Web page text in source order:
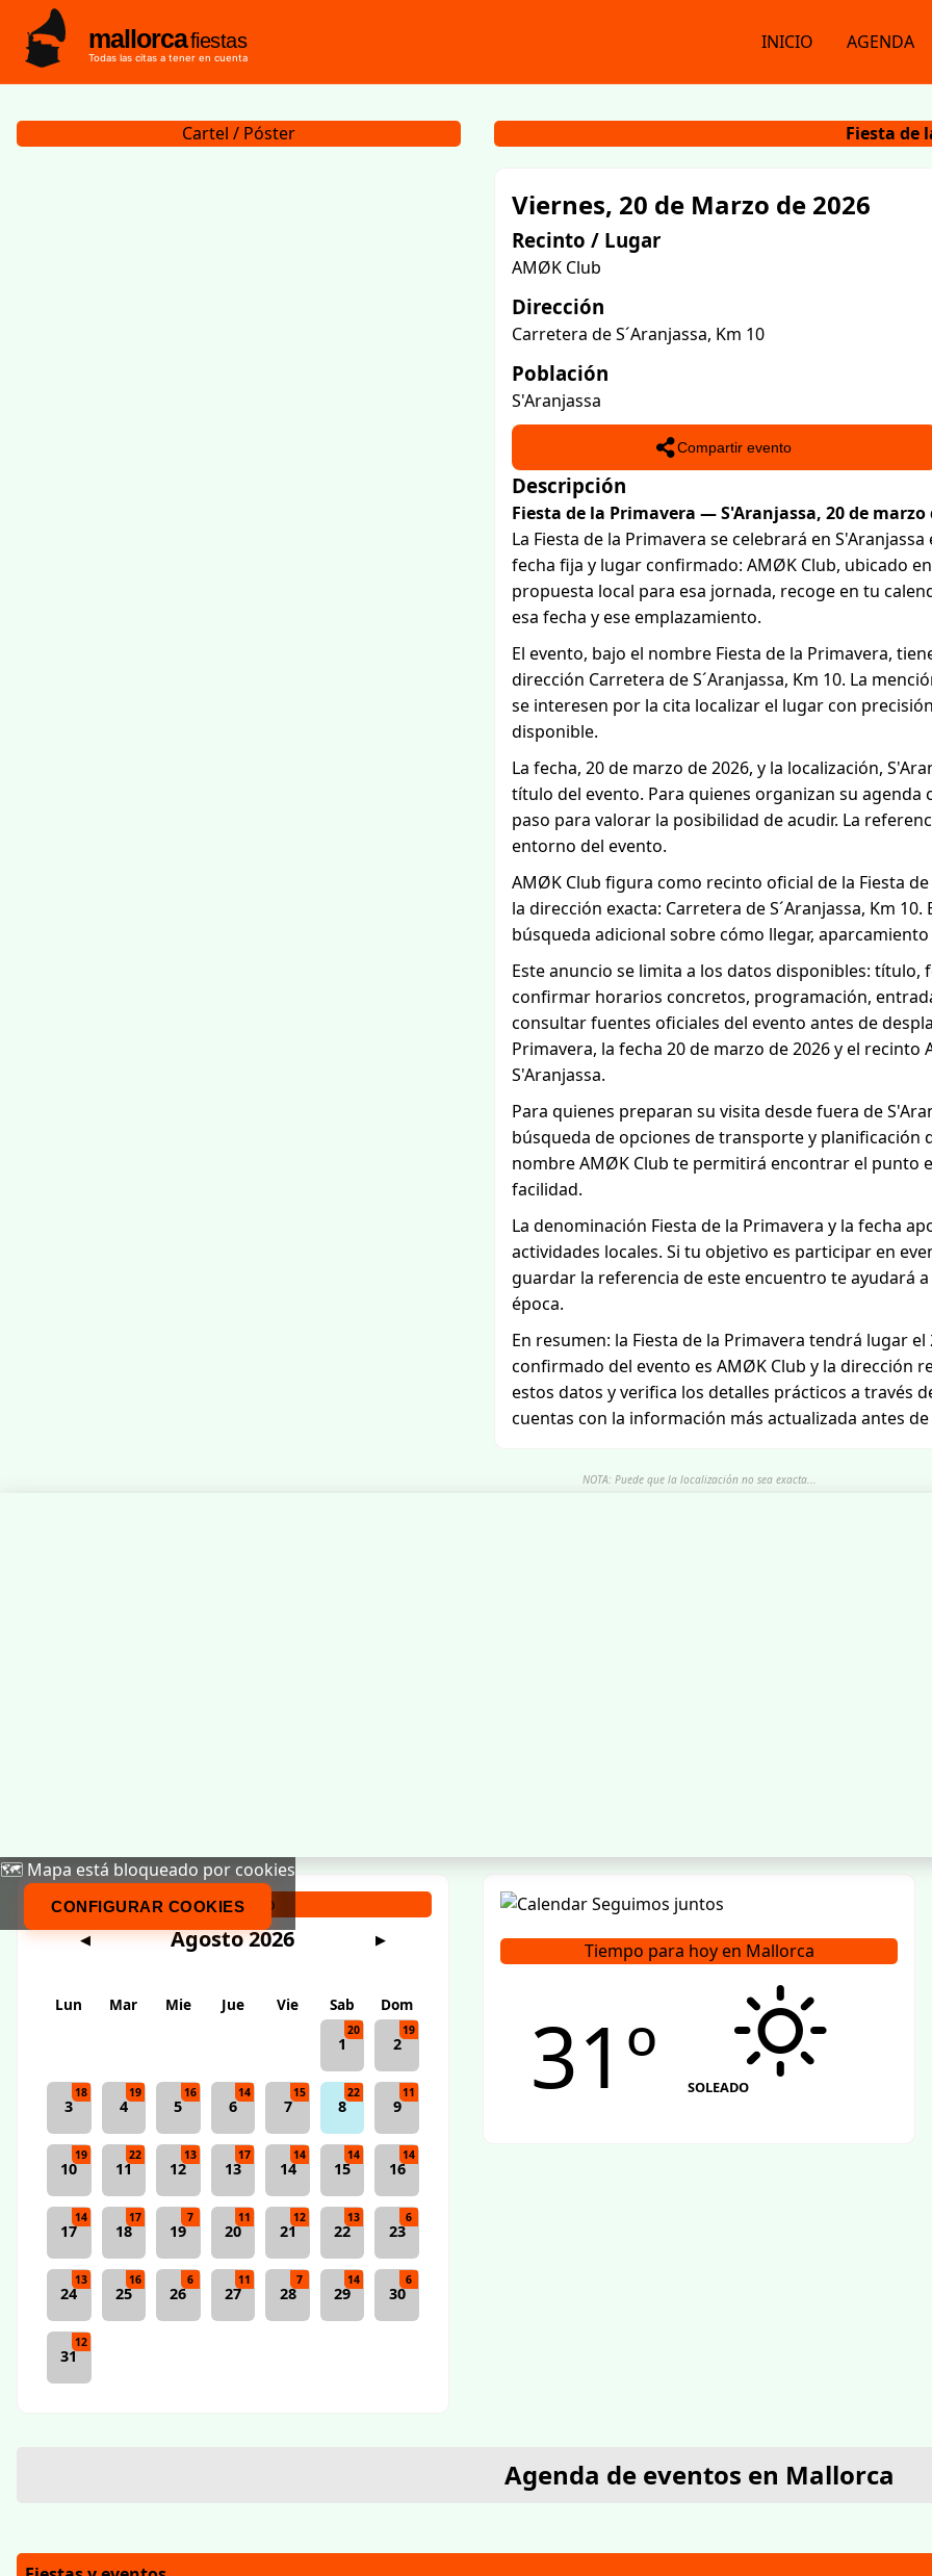
mallorcafiestas
Todas las citas a tener en cuenta
INICIO AGENDA
Cartel / Póster Fiesta de
Viernes, 20 de Marzo de 2026
Recinto / Lugar
AMØK Club
Dirección
Carretera de S´Aranjassa, Km 10
Población
S'Aranjassa
Compartir evento
Descripción
Fiesta de la Primavera — S'Aranjassa, 20 de marzo
La Fiesta de la Primavera se celebrará en
fecha fija y lugar confirmado: AMØK Club, ubicado
propuesta local para esa jornada, recoge en tu
esa fecha y ese emplazamiento.
El evento, bajo el nombre Fiesta de la Primavera,
dirección Carretera de S´Aranjassa, Km 10. La
se interesen por la cita localizar el lugar con
disponible.
La fecha, 20 de marzo de 2026, y la localización,
título del evento. Para quienes organizan su
paso para valorar la posibilidad de acudir. La
entorno del evento.
AMØK Club figura como recinto oficial de la Fiesta
la dirección exacta: Carretera de S´Aranjassa, Km
búsqueda adicional sobre cómo llegar,
Este anuncio se limita a los datos disponibles: título,
confirmar horarios concretos, programación,
consultar fuentes oficiales del evento antes de
Primavera, la fecha 20 de marzo de 2026 y el recinto
S'Aranjassa.
Para quienes preparan su visita desde fuera de
búsqueda de opciones de transporte y planificación
nombre AMØK Club te permitirá encontrar el punto
facilidad.
La denominación Fiesta de la Primavera y la fecha
actividades locales. Si tu objetivo es participar en
guardar la referencia de este encuentro te ayudará
época.
En resumen: la Fiesta de la Primavera tendrá lugar
confirmado del evento es AMØK Club y la dirección
estos datos y verifica los detalles prácticos a través
cuentas con la información más actualizada antes de
NOTA: Puede que la localización no sea exacta...
🗺️ Mapa está bloqueado por cookies
CONFIGURAR COOKIES
Calendario
◀ Agosto 2026 ▶
Lun Mar Mie Jue Vie Sab
Dom
1
20
2
19
3
18
4
19
5
16
6
14
7
15
8
22
9
11
10
19
11
22
12
13
13
17
14
14
15
14
16
14
17
14
18
17
19
7
20
11
21
12
22
13
23
6
24
13
25
16
26
6
27
11
28
7
29
14
30
6
31
12
Tiempo para hoy en Mallorca
31º SOLEADO
Agenda de eventos en Mallorca